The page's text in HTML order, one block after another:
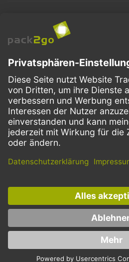
VERSANDARTEN
FacebookInstagramLinkedIn
Dieses Angebot ist ausschließlich für
Handwerk, öffentliche Einrichtungen